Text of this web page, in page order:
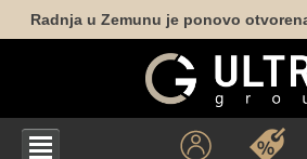
Radnja u Zemunu je ponovo